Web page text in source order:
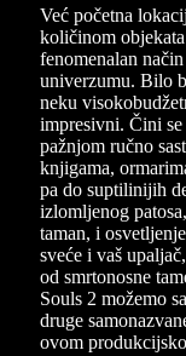
Već početna
količinom
fenomenalan
univerzumu. Bilo
neku
impresivni. Čini se
pažnjom ručno
knjigama,
pa do suptilinijih
izlomljenog
taman, i
sveće i vaš
od smrtonosne
Souls 2 možemo
druge
ovom